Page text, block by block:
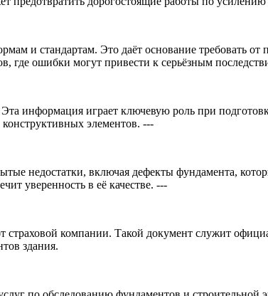
и стандартам. Это даёт основание требовать от
где ошибки могут привести к серьёзным
информация играет ключевую роль при
элементов. ---
недостатки, включая дефекты фундамента,
уверенность в её качестве. ---
страховой компании. Такой документ служит
здания.